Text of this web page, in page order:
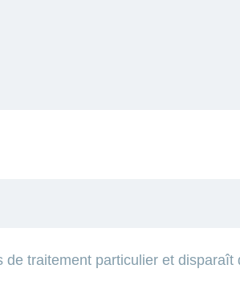
traitement particulier et disparaît